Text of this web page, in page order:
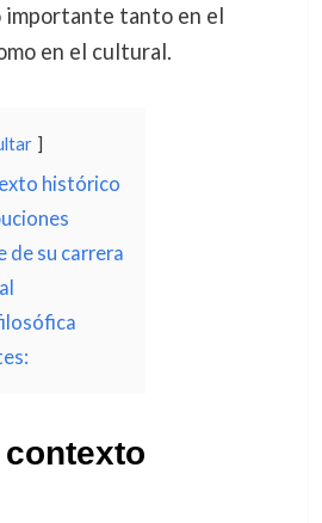
importante tanto en el
en el cultural.
histórico
de su carrera